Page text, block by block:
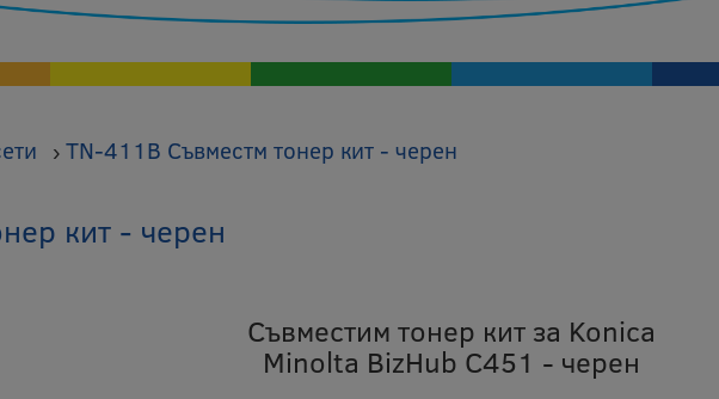
› TN-411B Съвместм тонер кит - черен
кит - черен
Съвместим тонер кит за Konica
Minolta BizHub C451 - черен